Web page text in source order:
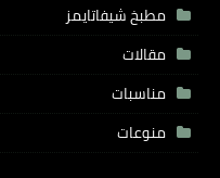
مطبخ شيفاتايمز
مقالات
مناسبات
منوعات